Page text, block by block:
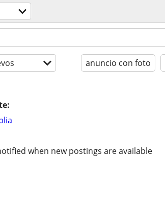
anuncio con foto
when new postings are available